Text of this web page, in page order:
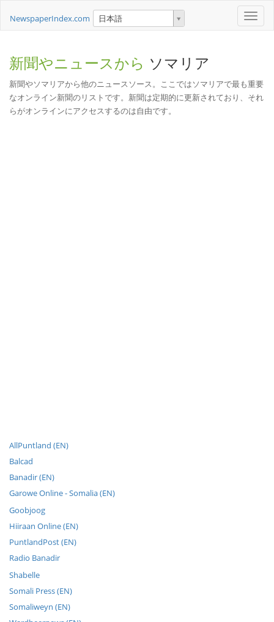
Toggle
NewspaperIndex.com 日本語
新聞やニュースから ソマリア
新聞やソマリアから他のニュースソース。ここではソマリアで最も重要
なオンライン新聞のリストです。新聞は定期的に更新されており、それ
らがオンラインにアクセスするのは自由です。
AllPuntland (EN)
Balcad
Banadir (EN)
Garowe Online - Somalia (EN)
Goobjoog
Hiiraan Online (EN)
PuntlandPost (EN)
Radio Banadir
Shabelle
Somali Press (EN)
Somaliweyn (EN)